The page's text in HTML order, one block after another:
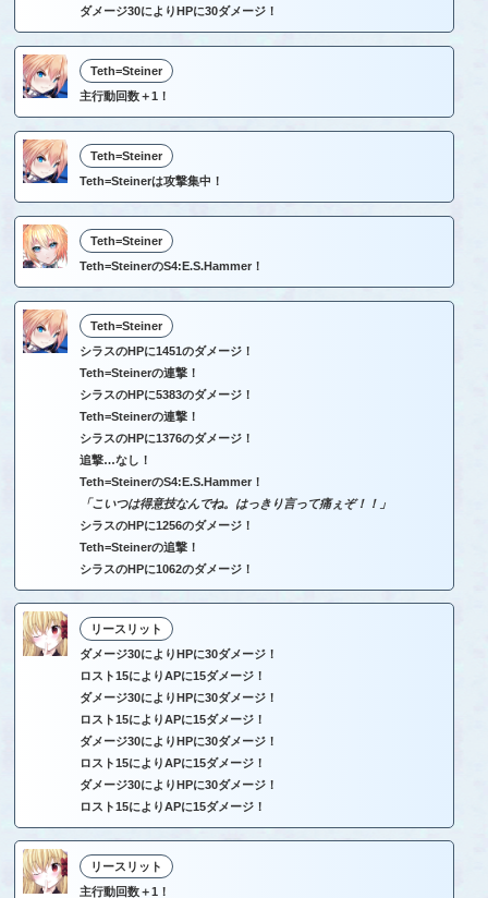
ダメージ30によりHPに30ダメージ！
Teth=Steiner
主行動回数＋1！
Teth=Steiner
Teth=Steinerは攻撃集中！
Teth=Steiner
Teth=SteinerのS4:E.S.Hammer！
Teth=Steiner
シラスのHPに1451のダメージ！
Teth=Steinerの連撃！
シラスのHPに5383のダメージ！
Teth=Steinerの連撃！
シラスのHPに1376のダメージ！
追撃…なし！
Teth=SteinerのS4:E.S.Hammer！
「こいつは得意技なんでね。はっきり言って痛ぇぞ！！」
シラスのHPに1256のダメージ！
Teth=Steinerの追撃！
シラスのHPに1062のダメージ！
リースリット
ダメージ30によりHPに30ダメージ！
ロスト15によりAPに15ダメージ！
ダメージ30によりHPに30ダメージ！
ロスト15によりAPに15ダメージ！
ダメージ30によりHPに30ダメージ！
ロスト15によりAPに15ダメージ！
ダメージ30によりHPに30ダメージ！
ロスト15によりAPに15ダメージ！
リースリット
主行動回数＋1！